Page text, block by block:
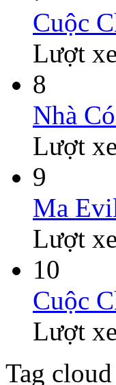
Cuộc
Lượt
8
Nhà
Lượt
9
Ma
Lượt
10
Cuộc
Lượt
Tag cloud